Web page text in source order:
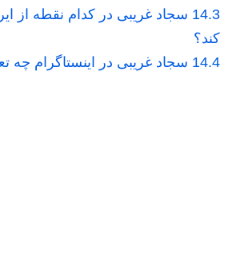
14.3 سجاد غریبی در کدام نقطه از
کند؟
14.4 سجاد غریبی در اینستاگرام چه